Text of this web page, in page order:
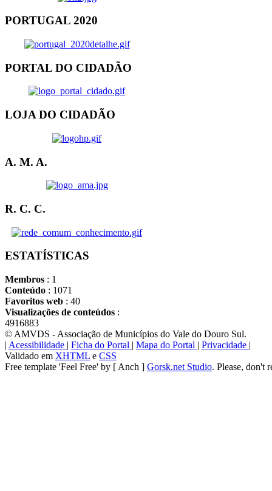
PORTUGAL 2020
PORTAL DO CIDADÃO
LOJA DO CIDADÃO
A. M. A.
R. C. C.
ESTATÍSTICAS
Membros : 1
Conteúdo : 1071
Favoritos web : 40
Visualizações de conteúdos :
4916883
© AMVDS - Associação de Municípios do Vale do Douro Sul.
| Acessibilidade | Ficha do Portal | Mapa do Portal | Privacidade |
Validado em XHTML e CSS
Free template 'Feel Free' by [ Anch ] Gorsk.net Studio. Please, don't